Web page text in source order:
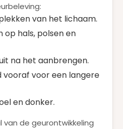
van het lichaam.
op hals, polsen en
na het aanbrengen.
vooraf voor een langere
en donker.
de geurontwikkeling